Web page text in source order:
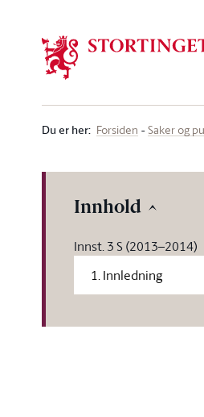
Du er her: Forsiden Saker og
Innhold
Innst. 3 S (2013–2014)